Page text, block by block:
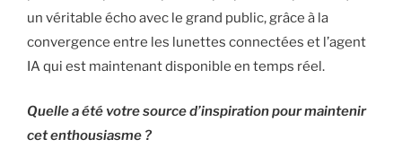
un véritable écho avec le grand public, grâce à la
convergence entre les lunettes connectées et l’agent
IA qui est maintenant disponible en temps réel.
Quelle a été votre source d’inspiration pour maintenir
cet enthousiasme ?